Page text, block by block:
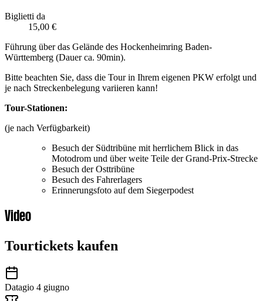
Biglietti da
15,00 €
Führung über das Gelände des Hockenheimring Baden-
Württemberg (Dauer ca. 90min).
Bitte beachten Sie, dass die Tour in Ihrem eigenen PKW erfolgt und
je nach Streckenbelegung variieren kann!
Tour-Stationen:
(je nach Verfügbarkeit)
Besuch der Südtribüne mit herrlichem Blick in das
Motodrom und über weite Teile der Grand-Prix-Strecke
Besuch der Osttribüne
Besuch des Fahrerlagers
Erinnerungsfoto auf dem Siegerpodest
Video
Tourtickets kaufen
Datagio 4 giugno